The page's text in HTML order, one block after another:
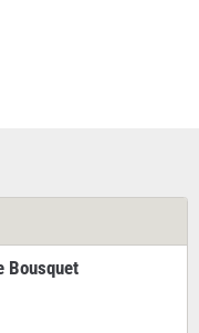
Bousquet